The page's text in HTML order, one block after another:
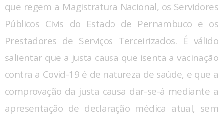
que regem a Magistratura Nacional, os Servidores
Públicos Civis do Estado de Pernambuco e os
Prestadores de Serviços Terceirizados. É válido
salientar que a justa causa que isenta a vacinação
contra a Covid-19 é de natureza de saúde, e que a
comprovação da justa causa dar-se-á mediante a
apresentação de declaração médica atual, sem